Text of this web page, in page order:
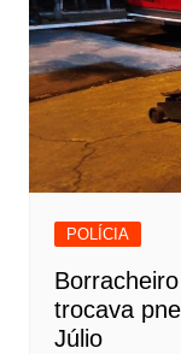
POLÍCIA
trocava
Júlio